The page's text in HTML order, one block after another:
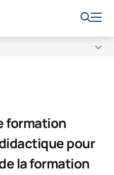
formation
pour
la formation